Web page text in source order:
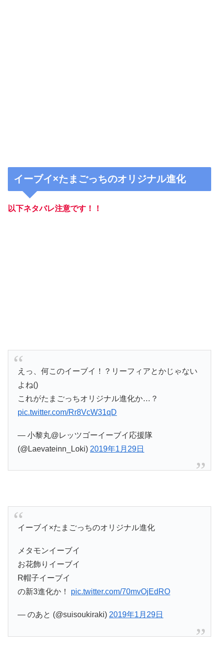
イーブイ×たまごっちのオリジナル進化
以下ネタバレ注意です！！
えっ、何このイーブイ！？リーフィアとかじゃない
よね()
これがたまごっちオリジナル進化か…？
pic.twitter.com/Rr8VcW31qD
— 小黎丸@レッツゴーイーブイ応援隊
(@Laevateinn_Loki) 2019年1月29日
イーブイ×たまごっちのオリジナル進化
メタモンイーブイ
お花飾りイーブイ
R帽子イーブイ
の新3進化か！ pic.twitter.com/70mvOjEdRO
— のあと (@suisoukiraki)2019年1月29日